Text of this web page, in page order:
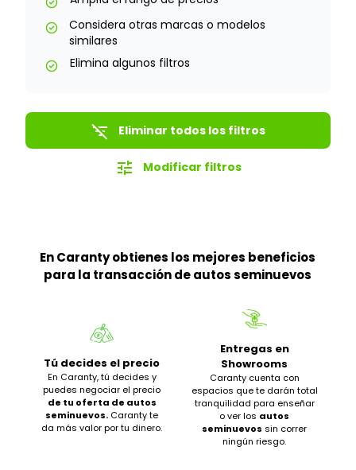
check_circle
Considera otras marcas o modelos
similares
check_circle Elimina algunos filtros
filter_list_off Eliminar todos los filtros
tune Modificar filtros
En Caranty obtienes los mejores beneficios
para la transacción de autos seminuevos
Tú decides el precio
En Caranty, tú decides y
puedes negociar el precio
de tu oferta de autos
seminuevos. Caranty te
da más valor por tu dinero.
Entregas en
Showrooms
Caranty cuenta con
espacios que te darán total
tranquilidad para enseñar
o ver los autos
seminuevos sin correr
ningún riesgo.